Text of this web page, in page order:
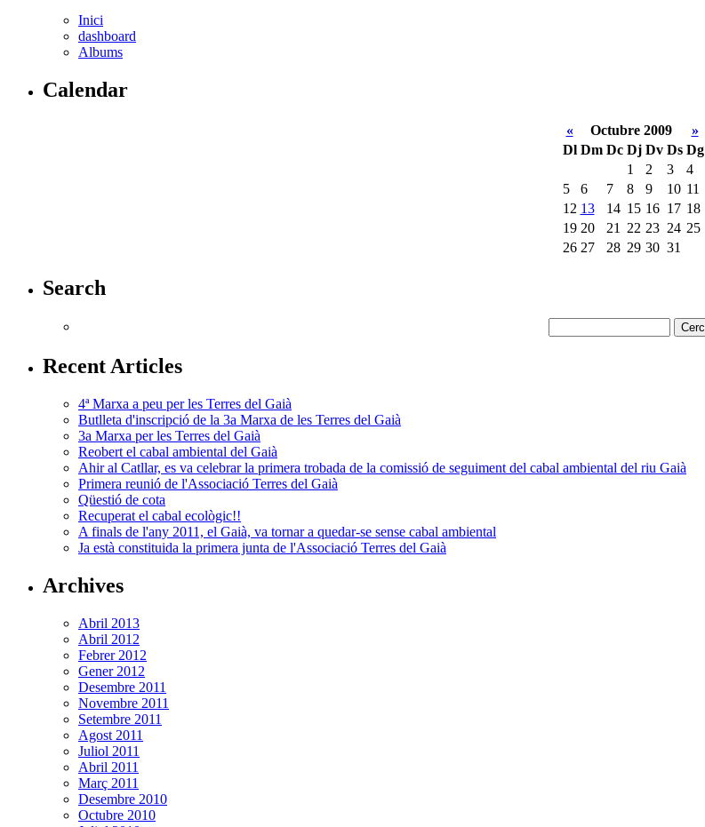
Inici
dashboard
Albums
Calendar
« Octubre 2009
»
Dl Dm Dc Dj Dv Ds Dg
1
2 3
4
5
6 7 8 9 10 11
12 13 14 15 16 17 18
19 20 21 22 23 24 25
26 27 28 29 30 31
Search
Recent Articles
4ª Marxa a peu per les Terres del Gaià
Butlleta d'inscripció de la 3a Marxa de les Terres del Gaià
3a Marxa per les Terres del Gaià
Reobert el cabal ambiental del Gaià
Ahir al Catllar, es va celebrar la primera trobada de la comissió de seguiment del cabal ambiental del riu Gaià
Primera reunió de l'Associació Terres del Gaià
Qüestió de cota
Recuperat el cabal ecològic!!
A finals de l'any 2011, el Gaià, va tornar a quedar-se sense cabal ambiental
Ja està constituida la primera junta de l'Associació Terres del Gaià
Archives
Abril 2013
Abril 2012
Febrer 2012
Gener 2012
Desembre 2011
Novembre 2011
Setembre 2011
Agost 2011
Juliol 2011
Abril 2011
Març 2011
Desembre 2010
Octubre 2010